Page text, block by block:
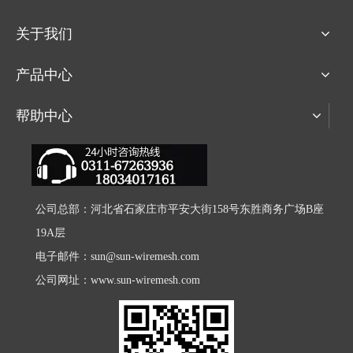
关于我们
产品中心
帮助中心
公司总部：河北省石家庄市平安大街158号东胜商务广场B座
19A层
电子邮件： sun@sun-wiremesh.com
公司网址： www.sun-wiremesh.com